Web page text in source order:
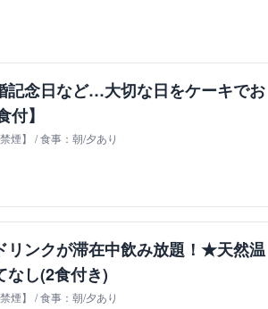
記念日など…大切な日をケーキでお
】
煙】 / 食事：朝/夕あり
ンクが滞在中飲み放題！★天然温
なし(2食付き)
煙】 / 食事：朝/夕あり